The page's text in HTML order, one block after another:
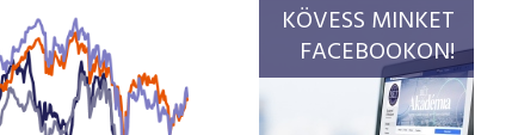
KÖVESS MINKET
FACEBOOKON!